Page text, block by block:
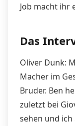
Job macht ihr
Das
Oliver Dunk:
Macher im
Bruder. Ben
zuletzt bei
sehen und